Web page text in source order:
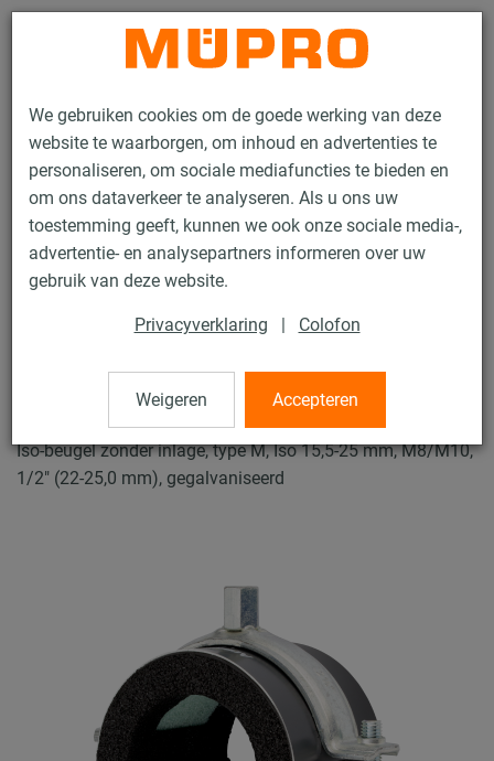
We gebruiken cookies om de goede werking van deze
website te waarborgen, om inhoud en advertenties te
personaliseren, om sociale mediafuncties te bieden en
om ons dataverkeer te analyseren. Als u ons uw
toestemming geeft, kunnen we ook onze sociale media-,
advertentie- en analysepartners informeren over uw
gebruik van deze website.
Privacyverklaring | Colofon
Weigeren Accepteren
Contact
Producten Bevestigingstechniek
Buisklemmen
ISO-Beugels Type H, M, T
ISO-Beugels Type H, M, T
Iso-beugel zonder inlage, type M, Iso 15,5-25 mm, M8/M10,
1/2" (22-25,0 mm), gegalvaniseerd